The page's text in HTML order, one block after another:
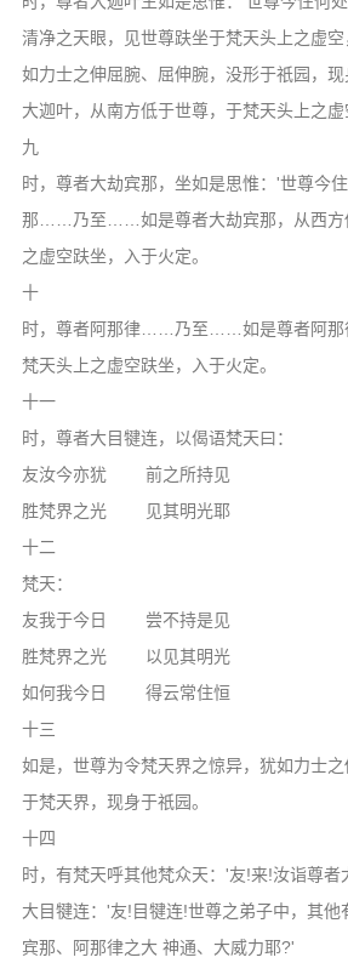
清净之天眼，见世尊趺坐于梵天头上之虚
如力士之伸屈腕、屈伸腕，没形于祇园，
大迦叶，从南方低于世尊，于梵天头上之虚
九
时，尊者大劫宾那，坐如是思惟：'世尊今
那……乃至……如是尊者大劫宾那，从西方
之虚空趺坐，入于火定。
十
时，尊者阿那律……乃至……如是尊者阿那
梵天头上之虚空趺坐，入于火定。
十一
时，尊者大目犍连，以偈语梵天曰：
友汝今亦犹 前之所持见
胜梵界之光 见其明光耶
十二
梵天：
友我于今日 尝不持是见
胜梵界之光 以见其明光
如何我今日 得云常住恒
十三
如是，世尊为令梵天界之惊异，犹如力士
于梵天界，现身于祇园。
十四
时，有梵天呼其他梵众天：'友!来!汝诣尊
大目犍连：'友!目犍连!世尊之弟子中，其他
宾那、阿那律之大 神通、大威力耶?'